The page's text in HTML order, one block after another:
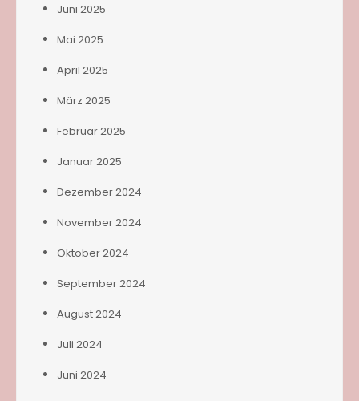
Juni 2025
Mai 2025
April 2025
März 2025
Februar 2025
Januar 2025
Dezember 2024
November 2024
Oktober 2024
September 2024
August 2024
Juli 2024
Juni 2024